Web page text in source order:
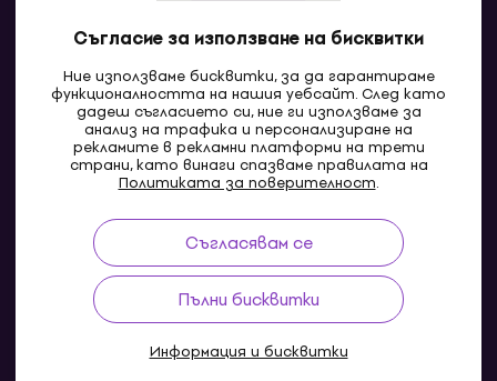
Съгласие за използване на бисквитки
Ние използваме бисквитки, за да гарантираме
функционалността на нашия уебсайт. След като
дадеш съгласието си, ние ги използваме за
анализ на трафика и персонализиране на
рекламите в рекламни платформи на трети
страни, като винаги спазваме правилата на
Политиката за поверителност.
Съгласявам се
Пълни бисквитки
Информация и бисквитки
MK